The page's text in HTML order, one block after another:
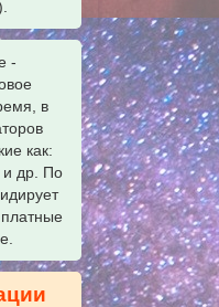
-
в
как:
и др. По